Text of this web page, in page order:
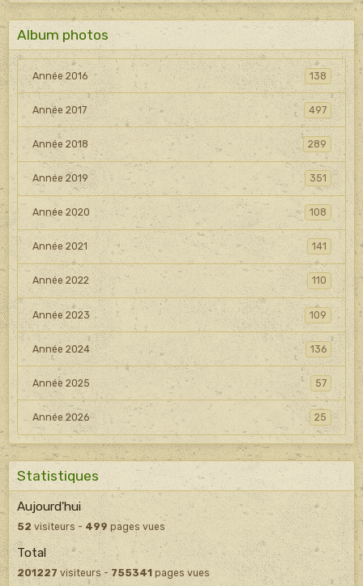
Album photos
Année 2016 138
Année 2017 497
Année 2018 289
Année 2019 351
Année 2020 108
Année 2021 141
Année 2022 110
Année 2023 109
Année 2024 136
Année 2025 57
Année 2026 25
Statistiques
Aujourd'hui
52 visiteurs - 499 pages vues
Total
201227 visiteurs -755341 pages vues